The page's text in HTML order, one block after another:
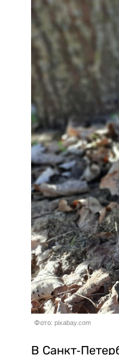
Фото: pixabay.com
В Санкт-